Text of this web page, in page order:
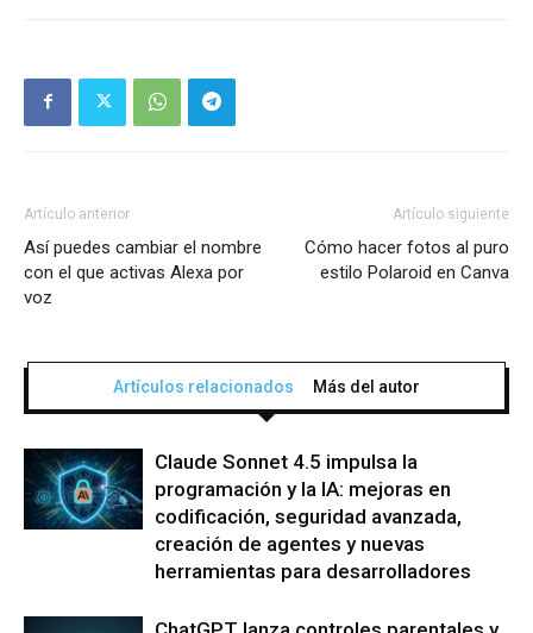
Artículo anterior
Así puedes cambiar el nombre
con el que activas Alexa por
voz
Artículo siguiente
Cómo hacer fotos al puro
estilo Polaroid en Canva
Artículos relacionados Más del autor
Claude Sonnet 4.5 impulsa la
programación y la IA: mejoras en
codificación, seguridad avanzada,
creación de agentes y nuevas
herramientas para desarrolladores